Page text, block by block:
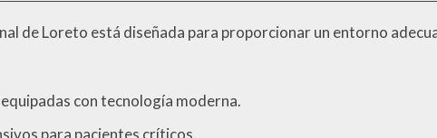
de Loreto está diseñada para proporcionar un entorno
con tecnología moderna.
para pacientes críticos.